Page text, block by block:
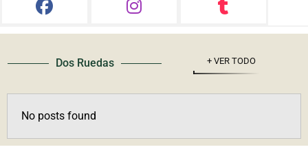
Dos Ruedas + VER TODO
No posts found